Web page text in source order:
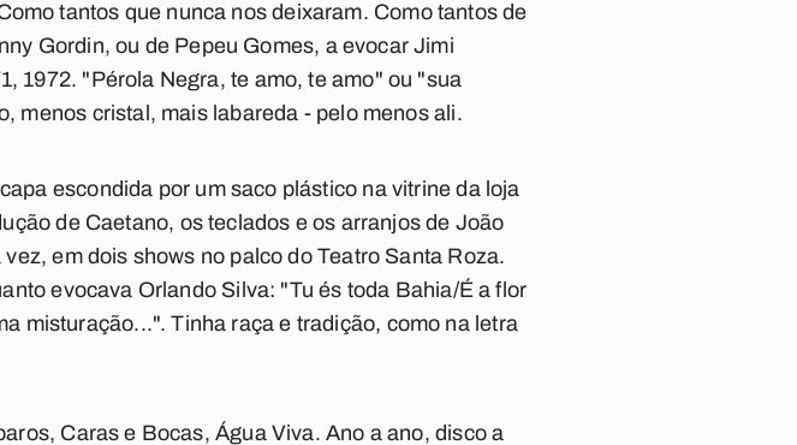
tantos que nunca nos deixaram. Como tantos de
Gordin, ou de Pepeu Gomes, a evocar Jimi
1972. "Pérola Negra, te amo, te amo" ou "sua
menos cristal, mais labareda - pelo menos ali.
escondida por um saco plástico na vitrine da loja
de Caetano, os teclados e os arranjos de João
em dois shows no palco do Teatro Santa Roza.
evocava Orlando Silva: "Tu és toda Bahia/É a flor
misturação...". Tinha raça e tradição, como na letra
, Caras e Bocas,Água Viva. Ano a ano, disco a